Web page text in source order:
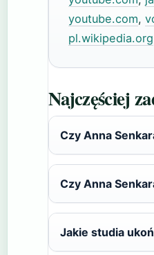
youtube.com,
pl.wikipedia.org
Najczęściej
Czy Anna
Czy Anna
Jakie studia